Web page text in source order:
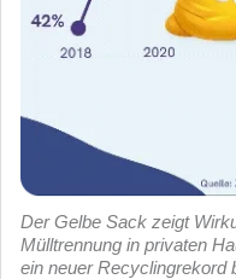
Der Gelbe Sack zeigt
Mülltrennung in privaten
ein neuer Recyclingrekord